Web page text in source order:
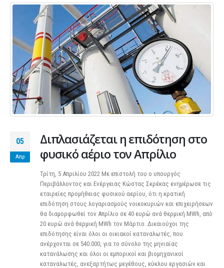
05
Απρ
Διπλασιάζεται η επιδότηση στο
φυσικό αέριο τον Απρίλιο
Τρίτη, 5 Απριλίου 2022 Με επιστολή του ο υπουργός
Περιβάλλοντος και Ενέργειας Κώστας Σκρέκας ενημέρωσε τις
εταιρείες προμήθειας φυσικού αερίου, ότι η κρατική
επιδότηση στους λογαριασμούς νοικοκυριών και επιχειρήσεων
θα διαμορφωθεί τον Απρίλιο σε 40 ευρώ ανά θερμική MWh, από
20 ευρώ ανά θερμική MWh τον Μάρτιο. Δικαιούχοι της
επιδότησης είναι όλοι οι οικιακοί καταναλωτές, που
ανέρχονται σε 540.000, για το σύνολο της μηνιαίας
κατανάλωσης και όλοι οι εμπορικοί και βιομηχανικοί
καταναλωτές, ανεξαρτήτως μεγέθους, κύκλου εργασιών και